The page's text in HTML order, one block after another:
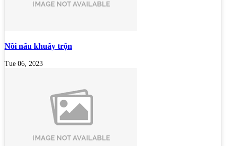
Nồi nấu khuấy trộn
Tue 06, 2023